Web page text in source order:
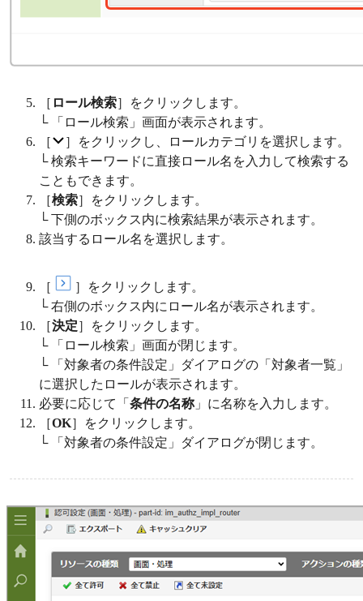
［ ロール検索］をクリックします。
└ 「ロール検索」画面が表示されます。
［
］をクリックし、ロールカテゴリを選択します。
└ 検索キーワードに直接ロール名を入力して検索する
こともできます。
［検索］をクリックします。
└ 下側のボックス内に検索結果が表示されます。
該当するロール名を選択します。
［
］をクリックします。
└ 右側のボックス内にロール名が表示されます。
［決定］をクリックします。
└ 「ロール検索」画面が閉じます。
└ 「対象者の条件設定」ダイアログの「対象者一覧」
に選択したロールが表示されます。
必要に応じて「 条件の名称」に名称を入力します。
［OK］をクリックします。
└ 「対象者の条件設定」ダイアログが閉じます。